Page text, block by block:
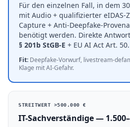
Für den einzelnen Fall, in dem
mit Audio + qualifizierter eIDAS-
Capture + Anti-Deepfake-
benötigt werden. Direkte
§ 201b StGB-E + EU AI Act Art. 50.
Fit: Deepfake-Vorwurf, livestream-
Klage mit AI-Gefahr.
STREITWERT >500.000 €
IT-Sachverständige —